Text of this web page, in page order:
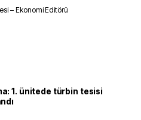
– Ekonomi Editörü
1. ünitede türbin tesisi